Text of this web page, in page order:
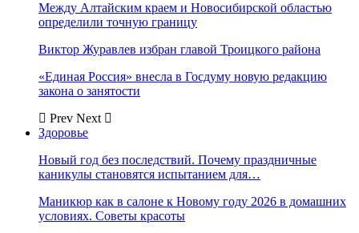
Между Алтайским краем и Новосибирской областью
определили точную границу
Виктор Журавлев избран главой Троицкого района
«Единая Россия» внесла в Госдуму новую редакцию
закона о занятости
Prev Next
Здоровье
Новый год без последствий. Почему праздничные
каникулы становятся испытанием для…
Маникюр как в салоне к Новому году 2026 в домашних
условиях. Советы красоты